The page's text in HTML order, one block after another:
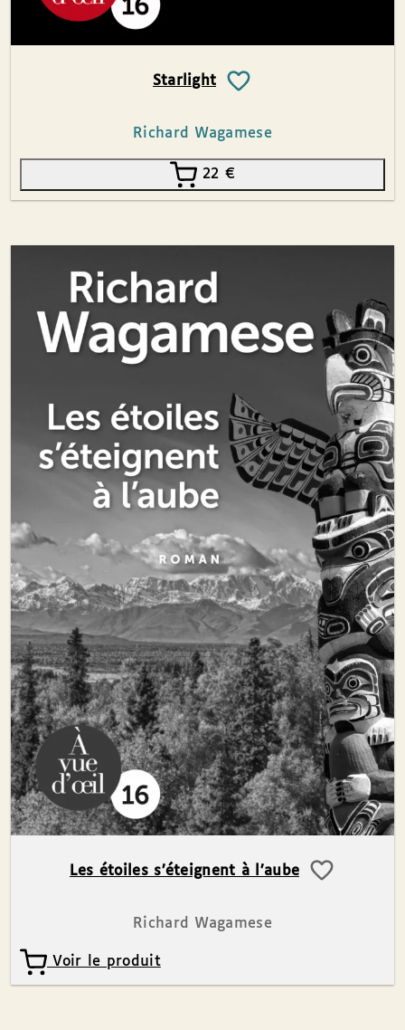
Starlight
Richard Wagamese
22 €
Les étoiles s’éteignent à l’aube
Richard Wagamese
Voir le produit